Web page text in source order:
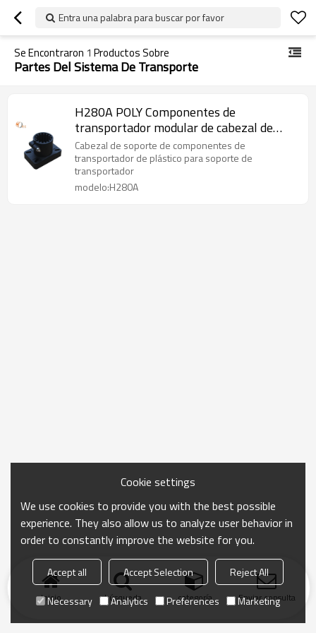
Entra una palabra para buscar por favor
Se Encontraron 1 Productos Sobre
Partes Del Sistema De Transporte
H280A POLY Componentes de
transportador modular de cabezal de
soporte plastico
Cabezal de soporte de componentes de
transportador de plástico para soporte de
transportador
modelo:H280A
Inicio búsqueda categoría Enviar consulta
Cookie settings
We use cookies to provide you with the best possible
experience. They also allow us to analyze user behavior in
order to constantly improve the website for you.
Accept all Accept Selection
Reject All
Necessary
Analytics Preferences Marketing